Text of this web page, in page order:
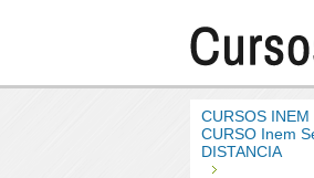
CURSOS
CURSO Inem
DISTANCIA